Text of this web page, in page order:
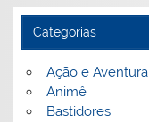
Categorias
Ação e Aventura
Animê
Bastidores